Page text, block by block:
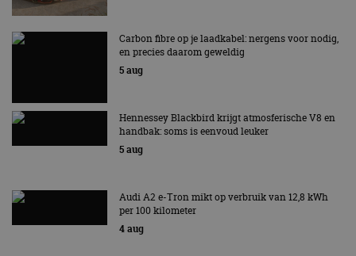
Carbon fibre op je laadkabel: nergens voor nodig,
en precies daarom geweldig
5 aug
Hennessey Blackbird krijgt atmosferische V8 en
handbak: soms is eenvoud leuker
5 aug
Audi A2 e-Tron mikt op verbruik van 12,8 kWh
per 100 kilometer
4 aug